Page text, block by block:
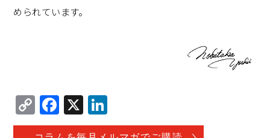
められています。
C
o
F
a
X
n